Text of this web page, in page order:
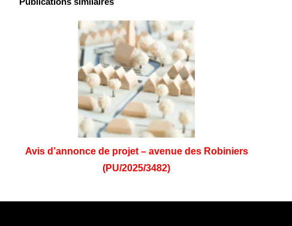
Avis d’annonce de projet – avenue des Robiniers
(PU/2025/3482)